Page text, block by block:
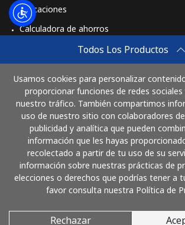
Todos Los Productos
Usamos cookies para personalizar
proporcionar funciones de redes sociales
nuestro tráfico. También compartimos
uso de nuestro sitio con colaboradores
publicidad y analítica que pueden
información que les hayas
recolectado a partir de tu uso de su
información sobre nuestras prácticas de
elecciones o derechos que podrías tener a
favor consulta nuestra Política de
Rechazar
Aplicaciones
Calculadora de ahorros
Comprar
Cómo funciona
Paga con
© 2026 LlamaCostaRica